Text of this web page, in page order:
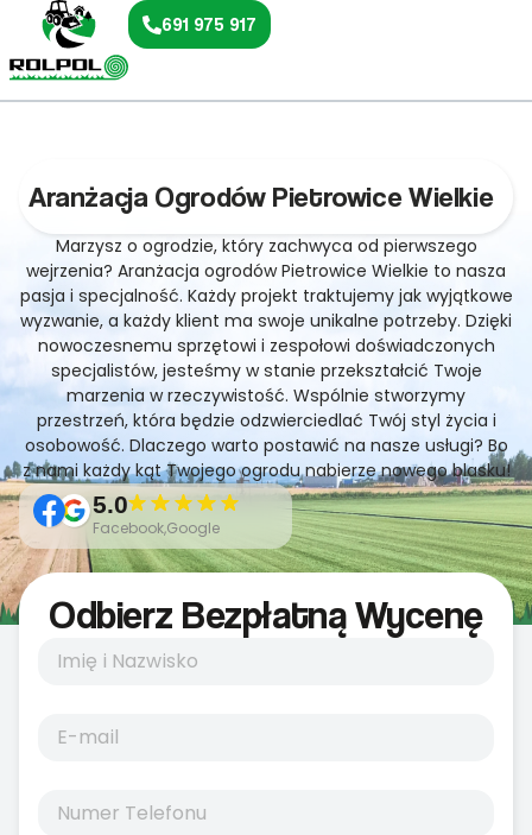
691 975 917
Aranżacja Ogrodów Pietrowice Wielkie
Marzysz o ogrodzie, który zachwyca od pierwszego
wejrzenia? Aranżacja ogrodów Pietrowice Wielkie to nasza
pasja i specjalność. Każdy projekt traktujemy jak wyjątkowe
wyzwanie, a każdy klient ma swoje unikalne potrzeby. Dzięki
nowoczesnemu sprzętowi i zespołowi doświadczonych
specjalistów, jesteśmy w stanie przekształcić Twoje
marzenia w rzeczywistość. Wspólnie stworzymy
przestrzeń, która będzie odzwierciedlać Twój styl życia i
osobowość. Dlaczego warto postawić na nasze usługi? Bo
z nami każdy kąt Twojego ogrodu nabierze nowego blasku!
5.0
Facebook,Google
Odbierz Bezpłatną Wycenę